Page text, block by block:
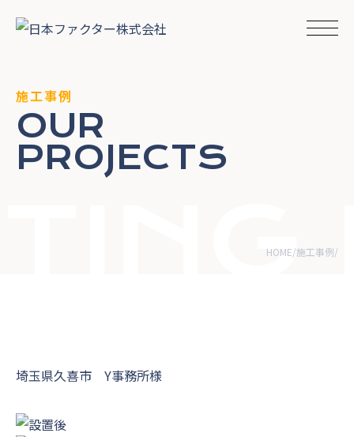
施工事例
OUR
PROJECTS
HOME 施工事例
埼玉県久喜市 Y事務所様